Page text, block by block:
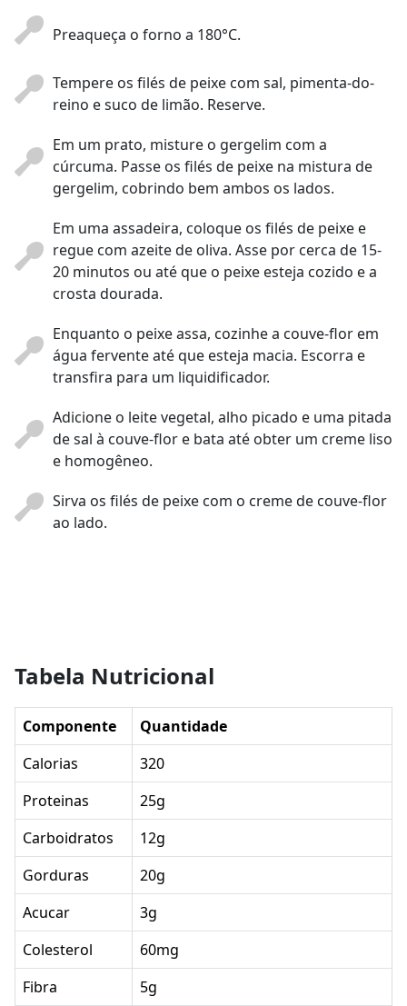
Preaqueça o forno a 180°C.
Tempere os filés de peixe com sal, pimenta-do-
reino e suco de limão. Reserve.
Em um prato, misture o gergelim com a
cúrcuma. Passe os filés de peixe na mistura de
gergelim, cobrindo bem ambos os lados.
Em uma assadeira, coloque os filés de peixe e
regue com azeite de oliva. Asse por cerca de 15-
20 minutos ou até que o peixe esteja cozido e a
crosta dourada.
Enquanto o peixe assa, cozinhe a couve-flor em
água fervente até que esteja macia. Escorra e
transfira para um liquidificador.
Adicione o leite vegetal, alho picado e uma pitada
de sal à couve-flor e bata até obter um creme liso
e homogêneo.
Sirva os filés de peixe com o creme de couve-flor
ao lado.
Tabela Nutricional
Componente
Quantidade
Calorias
320
Proteinas
25g
Carboidratos
12g
Gorduras
20g
Acucar
3g
Colesterol
60mg
Fibra
5g